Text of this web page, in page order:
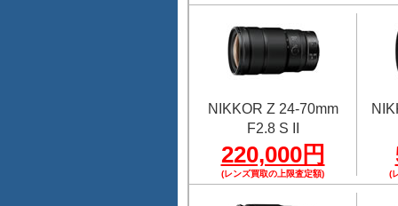
NIKKOR Z 24-70mm
F2.8 S II
220,000円
(レンズ買取の上限査定額) (